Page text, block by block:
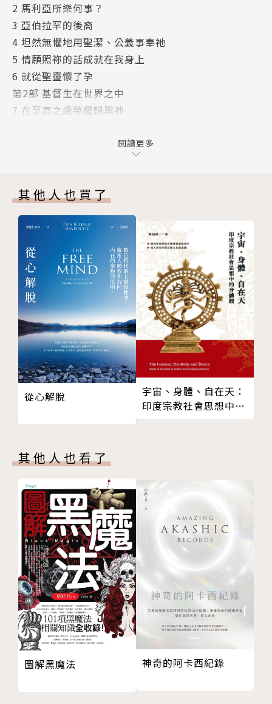
游斌
北京大學哲學博士，現任中央民族大學哲學與宗教學系
教授、博士生導師。曾在劍橋大學（1997～1998）、
香港中文大學（2001）、哈佛燕京學社（2005～200
6）作訪問學者。主要研究方向是基督教經典，致力於
在漢語語境中發展基督教研究和聖經研究。著有《生命
言說與社群認同：希伯來聖經五小卷研究》（與李熾昌
2 馬利亞所樂何事？
3 亞伯拉罕的後裔
4 坦然無懼地用聖潔、公義事奉祂
5 情願照祢的話成就在我身上
6 就從聖靈懷了孕
第2部 基督生在世界之中
7 在至高之處榮耀歸與神
12 預備主的道修直祂的路
第3部 基督生在我們裡面
13 末後的亞當
14 貧窮的人
15 哀慟的人
16 溫柔的人
17 飢渴慕義的人
18 憐恤人的人
19 清心的人
20 使人和睦的人
21 為義受逼迫的人
結語 迎接生生之神的聖誕
參考書目
閱讀更多
其他人也買了
從心解脫
宇宙、身體、自在天：
印度宗教社會思想中的
其他人也看了
圖解黑魔法 神奇的阿卡西紀錄